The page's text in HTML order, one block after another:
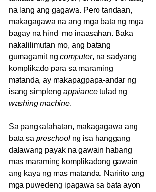
na lang ang gagawa. Pero tandaan,
makagagawa na ang mga bata ng mga
bagay na hindi mo inaasahan. Baka
nakalilimutan mo, ang batang
gumagamit ng computer, na sadyang
komplikado para sa maraming
matanda, ay makapagpapa-andar ng
isang simpleng appliance tulad ng
washing machine.
Sa pangkalahatan, makagagawa ang
bata sa preschool ng isa hanggang
dalawang payak na gawain habang
mas maraming komplikadong gawain
ang kaya ng mas matanda. Naririto ang
mga puwedeng ipagawa sa bata ayon